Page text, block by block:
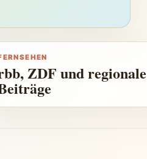
ZDF und regionale